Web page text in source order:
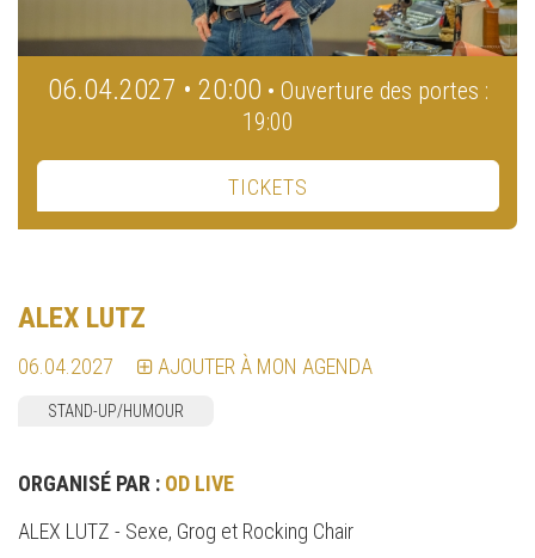
06.04.2027 • 20:00 • Ouverture des portes :
19:00
TICKETS
ALEX LUTZ
06.04.2027 AJOUTER À MON AGENDA
STAND-UP/HUMOUR
ORGANISÉ PAR : OD LIVE
ALEX LUTZ - Sexe, Grog et Rocking Chair